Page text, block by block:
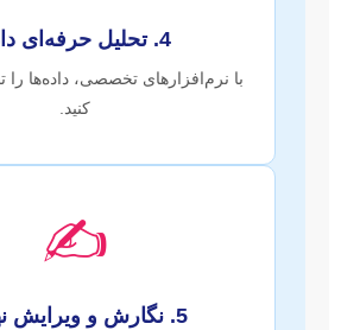
4. تحلیل حرفه‌ای داده
با نرم‌افزارهای تخصصی، داده‌ها را
کنید.
✍️
5. نگارش و ویرایش نهایی